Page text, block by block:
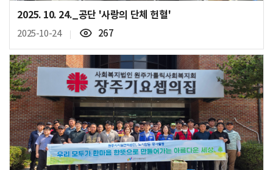
2025. 10. 24._공단 '사랑의 단체 헌혈'
2025-10-24
조
회
수
267